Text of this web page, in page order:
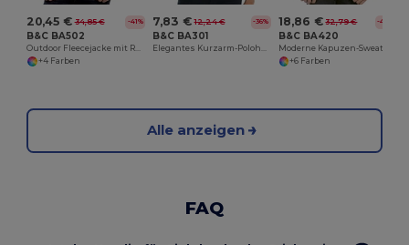
20,45 € 34,85 € -41%
B&C BA502
+4 Farben
7,83 € 12,24 € -36%
B&C BA301
18,86 € 32,79 € -42%
B&C BA420
+6 Farben
Alle anzeigen
FAQ